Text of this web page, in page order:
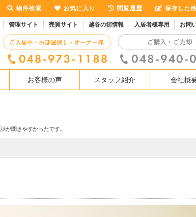
管理サイト 売買サイト 越谷の街情報 入居者様専用 お問
お客様の声 スタッフ紹介 会社概
話が聞きやすかったです。
物件検索 お気に入り 閲覧履歴 保存した